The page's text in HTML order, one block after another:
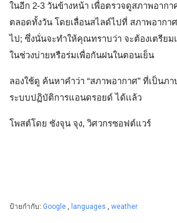
ในอีก 2-3 วันข้างหน้า เพื่อตรวจดูสภาพอากา
ตลอดทั้งวัน โดยเลื่อนสไลด์ไปที่ สภาพอากา
ไป; ซึ่งนั่นจะทำให้คุณทราบว่า จะต้องเตรียม
ในช่วงบ่ายหรือร่มเพื่อกันฝนในตอนเย็น
ลองใช้ดู ค้นหาคำว่า “สภาพอากาศ” ที่เป็น
ระบบปฏิบัติการแอนดรอยด์ ได้เเล้ว
โพสต์โดย ซังจุน จุง, วิศวกรซอฟต์แวร์
ป้ายกำกับ: Google , languages , weather